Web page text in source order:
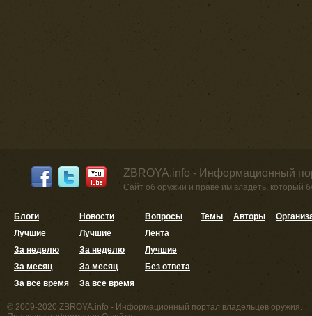
ZBROYA.info - Информационный
Сайт об оружии и праве им владеть, который
Блоги
Лучшие
За неделю
За месяц
За все время
Новости
Лучшие
За неделю
За месяц
За все время
Вопросы
Лента
Лучшие
Без ответа
Темы Авторы
© 2009-2020 ZBROYA.info - Информационный портал владельцев оружия.